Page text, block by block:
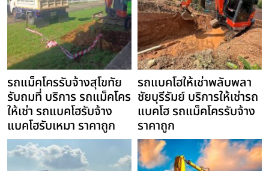
รถแม็คโครรับจ้างสุโขทัย
รับถมที่ บริการ รถแม็คโคร
ให้เช่า รถแบคโฮรับจ้าง
แบคโฮรับเหมา ราคาถูก
รถแบคโฮให้เช่าพลับพลา
ชัยบุรีรัมย์ บริการให้เช่ารถ
แบคโฮ รถแม็คโครรับจ้าง
ราคาถูก